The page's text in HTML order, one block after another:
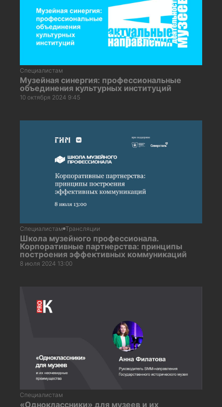
Специалистам
Музейная синергия: профессиональные
объединения культурных институций
10 октября 2024 9:45
Специалистам Трансляции
Школа музейного профессионала.
Корпоративные партнерства: принципы
построения эффективных коммуникаций
8 июля 2024 13:00
Специалистам
«Одноклассники» для музеев и их